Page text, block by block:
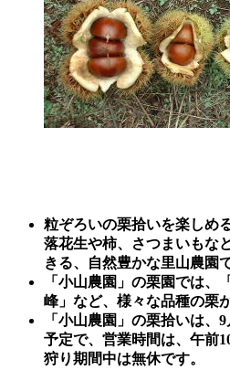
粒ぞろいの栗拾いを楽しめ
落花生や柿、さつまいもな
きる、自然豊かな里山農園
「小山農園」の栗園では、
峰」など、様々な品種の栗
「小山農園」の栗拾いは、
予定で、営業時間は、午前
狩り期間中は無休です。